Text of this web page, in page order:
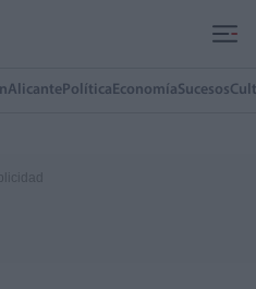
Alicante Política EconomíaSucesos